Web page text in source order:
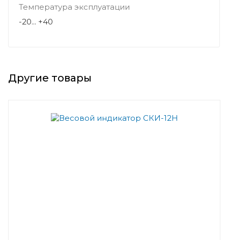
Температура эксплуатации
-20... +40
Другие товары